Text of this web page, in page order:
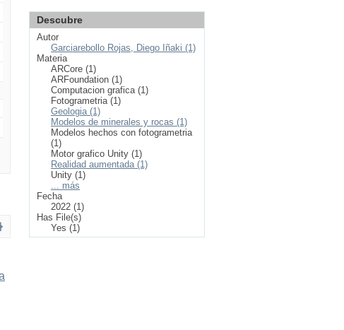
Descubre
Autor
Garciarebollo Rojas, Diego Iñaki (1)
Materia
ARCore (1)
ARFoundation (1)
Computacion grafica (1)
Fotogrametria (1)
Geologia (1)
Modelos de minerales y rocas (1)
Modelos hechos con fotogrametria
(1)
Motor grafico Unity (1)
Realidad aumentada (1)
Unity (1)
... más
Fecha
2022 (1)
Has File(s)
Yes (1)